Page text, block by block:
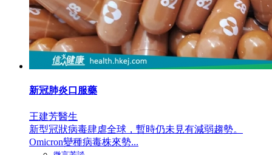
新冠肺炎口服藥
王建芳醫生
新型冠狀病毒肆虐全球，暫時仍未見有減弱趨勢。
Omicron變種病毒株來勢...